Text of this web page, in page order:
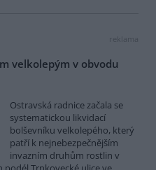
reklama
velkolepým v obvodu
Ostravská radnice začala se
systematickou likvidací
bolševníku velkolepého, který
patří k nejnebezpečnějším
invazním druhům rostlin v